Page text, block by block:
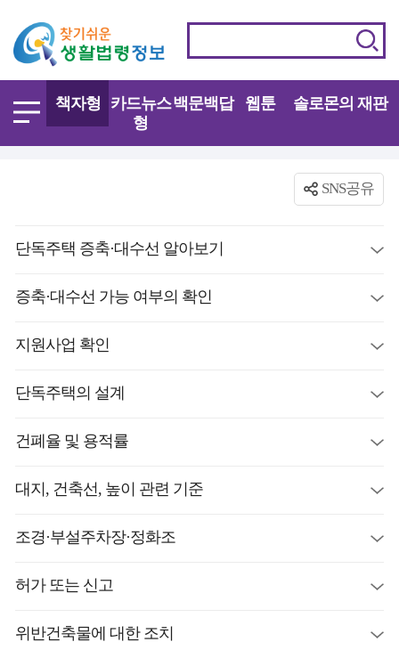
책자형
카드뉴스
형
백문백답 웹툰 솔로몬의 재판
SNS공유
단독주택 증축·대수선 알아보기
증축·대수선 가능 여부의 확인
지원사업 확인
단독주택의 설계
건폐율 및 용적률
대지, 건축선, 높이 관련 기준
조경·부설주차장·정화조
허가 또는 신고
위반건축물에 대한 조치